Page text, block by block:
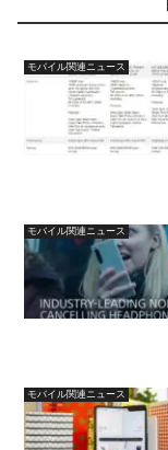
モバイル関連ニュース
モバイル関連ニュース
モバイル関連ニュース